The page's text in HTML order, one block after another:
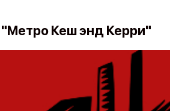
Кеш энд Керри"